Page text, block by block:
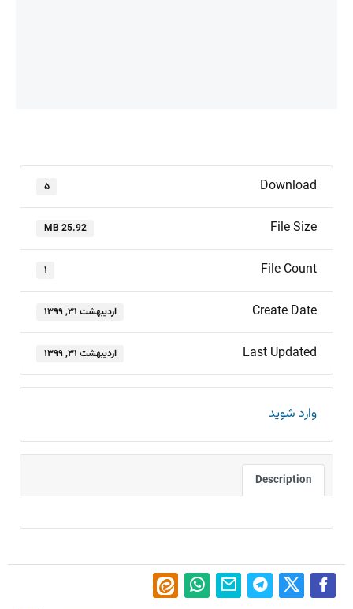
Download ۵
File Size
25.92 MB
File Count ۱
Create Date اردیبهشت ۳۱, ۱۳۹۹
Last Updated اردیبهشت ۳۱, ۱۳۹۹
وارد شوید
Description